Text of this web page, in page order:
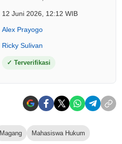
12 Juni 2026, 12:12 WIB
Alex Prayogo
Ricky Sulivan
✓ Terverifikasi
Magang Mahasiswa Hukum